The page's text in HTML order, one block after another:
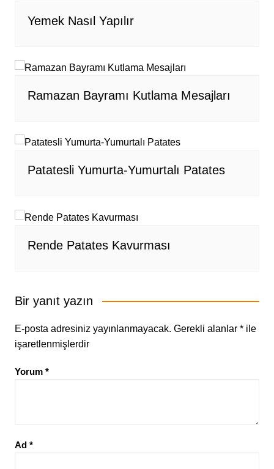
Yemek Nasıl Yapılır
Ramazan Bayramı Kutlama Mesajları
Patatesli Yumurta-Yumurtalı Patates
Rende Patates Kavurması
Bir yanıt yazın
E-posta adresiniz yayınlanmayacak. Gerekli alanlar *ile
işaretlenmişlerdir
Yorum *
Ad *